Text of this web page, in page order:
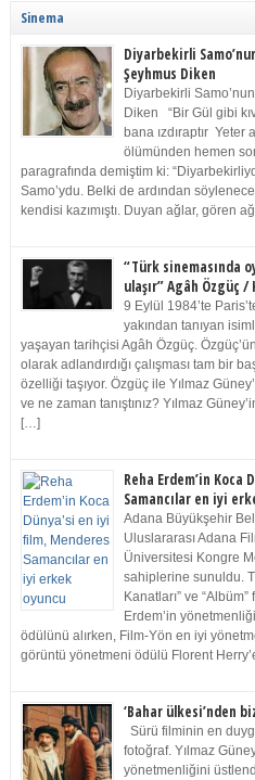
Sinema
Diyarbekirli
Şeyhmus Diken
Diyarbekirli
Diken “Bir Gül gibi
bana ızdıraptır Yeter
ölümünden hemen
paragrafında demiştim ki:
Samo’ydu. Belki de ardından
kendisi kazımıştı. Duyan ağlar, gören
“Türk sinemasında
ulaşır” Agâh Özgüç /
9 Eylül 1984’te
yakından tanıyan
yaşayan tarihçisi Agâh Özgüç.
olarak adlandırdığı çalışması tam bir
özelliği taşıyor. Özgüç ile Yılmaz
ve ne zaman tanıştınız? Yılmaz
[…]
Reha Erdem’in Koca
Samancılar en iyi
Adana Büyükşehir
Uluslararası Adana
Üniversitesi Kongre
sahiplerine sunuldu.
Kanatları” ve
Erdem’in
ödülünü alırken, Film-Yön en iyi
görüntü yönetmeni ödülü Florent
‘Bahar ülkesi’nden
Sürü filminin en
fotoğraf. Yılmaz
yönetmenliğini